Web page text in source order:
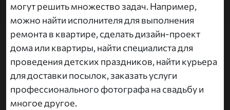
могут решить множество задач. Например,
можно найти исполнителя для выполнения
ремонта в квартире, сделать дизайн-проект
дома или квартиры, найти специалиста для
проведения детских праздников, найти курьера
для доставки посылок, заказать услуги
профессионального фотографа на свадьбу и
многое другое.